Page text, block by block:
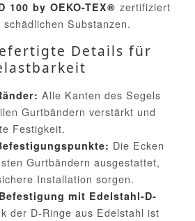
100 by OEKO-TEX® zertifiziert
Substanzen.
Details für
Alle Kanten des Segels
Gurtbändern verstärkt und
Festigkeit.
Die Ecken
Gurtbändern ausgestattet,
Installation sorgen.
mit Edelstahl-D-
der D-Ringe aus Edelstahl ist